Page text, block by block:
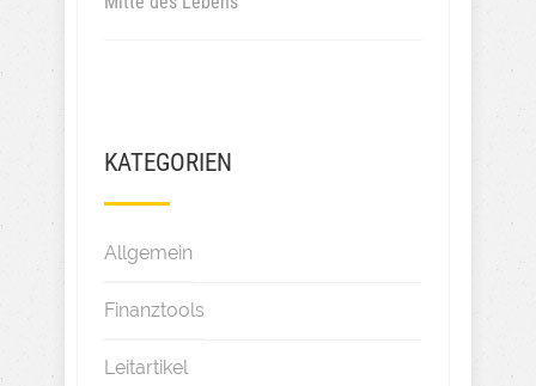
KATEGORIEN
Allgemein
Finanztools
Leitartikel